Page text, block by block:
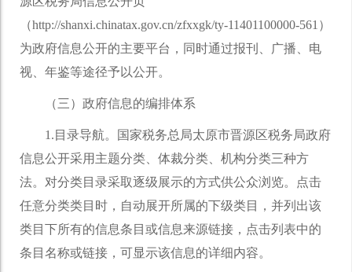
（http://shanxi.chinatax.gov.cn/zfxxgk/ty-11401100000-561）
为政府信息公开的主要平台，同时通过报刊、广播、电
视、年鉴等途径予以公开。
（三）政府信息的编排体系
1.目录导航。国家税务总局太原市晋源区税务局政府
信息公开采用主题分类、体裁分类、机构分类三种方
法。对分类目录采取逐级展示的方式供公众浏览。点击
任意分类类目时，自动展开所属的下级类目，并列出该
类目下所有的信息条目或信息来源链接，点击列表中的
条目名称或链接，可显示该信息的详细内容。